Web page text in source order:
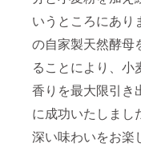
いうところにあり
の自家製天然酵母
ることにより、小
香りを最大限引き
に成功いたしまし
深い味わいをお楽